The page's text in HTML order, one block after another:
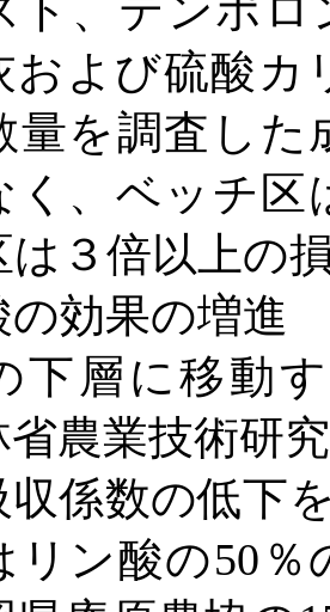
ト、テンポ
および硫酸カ
量を調査し
く、ベッチ区
は３倍以上の
効果の増進
層に移動
省農業技術研
収係数の低下
リン酸の50